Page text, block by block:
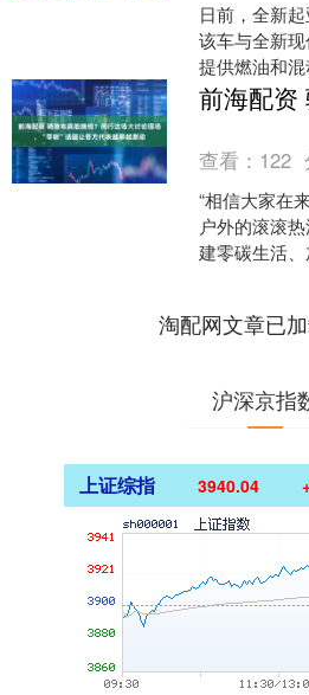
日前，全新
该车与全新
提供燃油和
11月21日的
计在20....
查看： 122
“相信大家在
户外的滚滚
建零碳生活
淘配网文章已
沪深京指
上证综指 3940.04